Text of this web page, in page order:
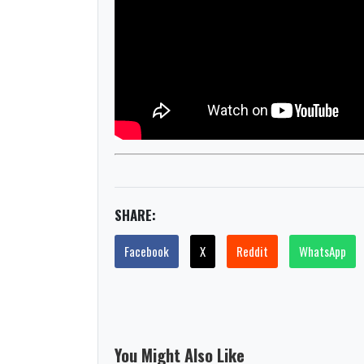
SHARE:
Facebook X Reddit WhatsApp
You Might Also Like